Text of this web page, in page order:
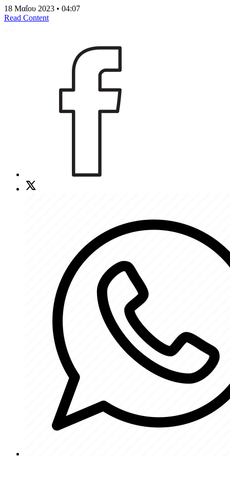
18 Μαΐου 2023 • 04:07
Read Content